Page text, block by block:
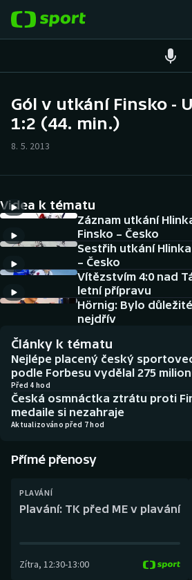
Hokej
Cyklistika
DALŠÍ SPORTY
Americký fotbal
Baseball a softbal
Basketbal
Biatlon
Boby a skeleton
Box
Curling
NEPŘEHLÉDNĚTE
Historické návraty
Aplikace ČT sport
AZ kvíz
Gól v utkání Finsko -
1:2 (44. min.)
8. 5. 2013
Videa k tématu
Záznam utkání
Finsko – Česko
Sestřih utkání
– Česko
Vítězstvím 4:0 nad
letní přípravu
Hörnig: Bylo
nejdřív
Články k tématu
Nejlépe placený český
podle Forbesu vydělal 275
Před 4 hod
Česká osmnáctka ztrátu proti
medaile si nezahraje
Aktualizováno před 7 hod
Přímé přenosy
PLAVÁNÍ
Plavání: TK před ME v plavání
Zítra, 12:30-13:00